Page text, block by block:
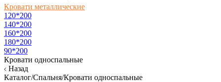
Кровати металлические
120*200
140*200
160*200
180*200
90*200
Кровати односпальные
Назад
Каталог/Спальня/Кровати односпальные